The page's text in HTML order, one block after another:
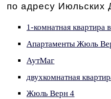
по адресу Июльских
1-комнатная квартира
Апартаменты Жюль
АутМаг
двухкомнатная
Жюль Верн 4